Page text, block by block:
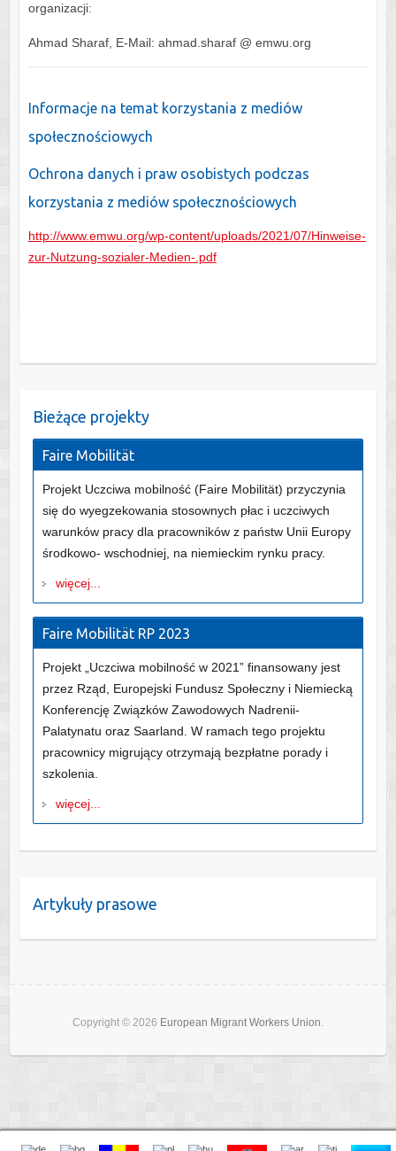
organizacji:
Ahmad Sharaf, E-Mail: ahmad.sharaf @ emwu.org
Informacje na temat korzystania z mediów
społecznościowych
Ochrona danych i praw osobistych podczas
korzystania z mediów społecznościowych
http://www.emwu.org/wp-content/uploads/2021/07/Hinweise-
zur-Nutzung-sozialer-Medien-.pdf
Bieżące projekty
Faire Mobilität
Projekt Uczciwa mobilność (Faire Mobilität) przyczynia
się do wyegzekowania stosownych płac i uczciwych
warunków pracy dla pracowników z państw Unii Europy
środkowo- wschodniej, na niemieckim rynku pracy.
więcej...
Faire Mobilität RP 2023
Projekt „Uczciwa mobilność w 2021” finansowany jest
przez Rząd, Europejski Fundusz Społeczny i Niemiecką
Konferencję Związków Zawodowych Nadrenii-
Palatynatu oraz Saarland. W ramach tego projektu
pracownicy migrujący otrzymają bezpłatne porady i
szkolenia.
więcej...
Artykuły prasowe
Copyright © 2026 European Migrant Workers Union.